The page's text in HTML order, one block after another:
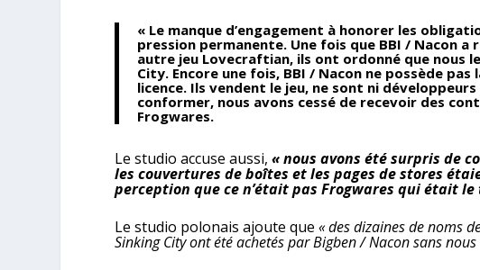
« Le manque d’engagement à honorer les
pression permanente. Une fois que BBI / Nacon
autre jeu Lovecraftian, ils ont ordonné que nous
City. Encore une fois, BBI / Nacon ne possède
licence. Ils vendent le jeu, ne sont ni
conformer, nous avons cessé de recevoir des
Frogwares.
Le studio accuse aussi,« nous avons été surpris de
les couvertures de boîtes et les pages de stores
perception que ce n’était pas Frogwares qui était
Le studio polonais ajoute que « des dizaines de noms
Sinking City ont été achetés par Bigben / Nacon sans